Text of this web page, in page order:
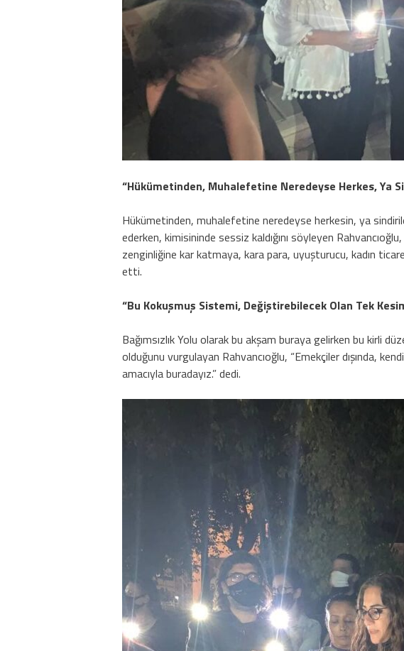
“Hükümetinden, Muhalefetine Neredeyse Herkes, Ya
Hükümetinden, muhalefetine neredeyse herkesin, ya
ederken, kimisininde sessiz kaldığını söyleyen
zenginliğine kar katmaya, kara para, uyuşturucu, kadın
etti.
“Bu Kokuşmuş Sistemi, Değiştirebilecek Olan Tek
Bağımsızlık Yolu olarak bu akşam buraya gelirken bu kirli
olduğunu vurgulayan Rahvancıoğlu, “Emekçiler dışında,
amacıyla buradayız.” dedi.